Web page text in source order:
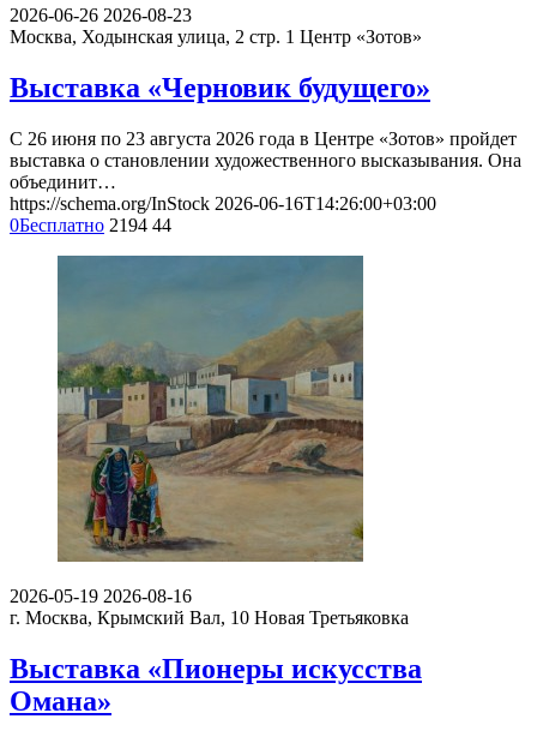
2026-06-26 2026-08-23
Москва, Ходынская улица, 2 стр. 1 Центр «Зотов»
Выставка «Черновик будущего»
С 26 июня по 23 августа 2026 года в Центре «Зотов» пройдет
выставка о становлении художественного высказывания. Она
объединит…
https://schema.org/InStock 2026-06-16T14:26:00+03:00
0Бесплатно 2194 44
2026-05-19 2026-08-16
г. Москва, Крымский Вал, 10 Новая Третьяковка
Выставка «Пионеры искусства
Омана»